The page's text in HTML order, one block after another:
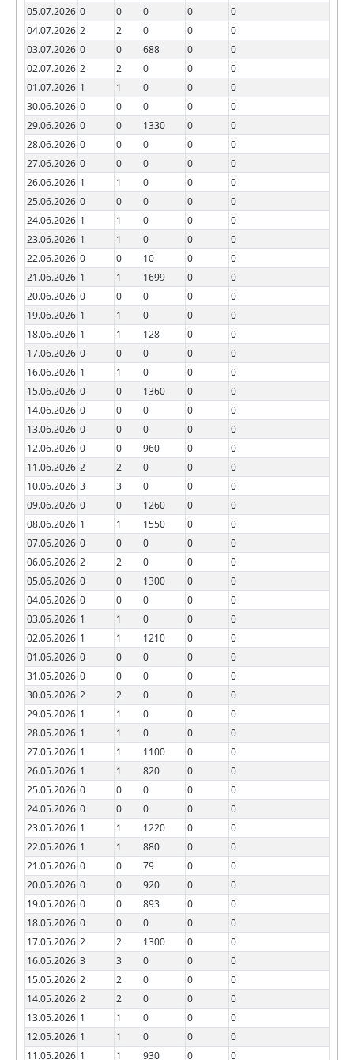
05.07.2026 0 0 0 0
0
04.07.2026 2 2 0 0
0
03.07.2026 0 0 688 0
0
02.07.2026 2 2 0 0
0
01.07.2026 1 1 0 0
0
30.06.2026 0 0 0 0
0
29.06.2026 0 0 1330 0
0
28.06.2026 0 0 0 0
0
27.06.2026 0 0 0 0
0
26.06.2026 1 1 0 0
0
25.06.2026 0 0 0 0
0
24.06.2026 1 1 0 0
0
23.06.2026 1 1 0 0
0
22.06.2026 0 0 10 0
0
21.06.2026 1 1 1699 0
0
20.06.2026 0 0 0 0
0
19.06.2026 1 1 0 0
0
18.06.2026 1 1 128 0
0
17.06.2026 0 0 0 0
0
16.06.2026 1 1 0 0
0
15.06.2026 0 0 1360 0
0
14.06.2026 0 0 0 0
0
13.06.2026 0 0 0 0
0
12.06.2026 0 0 960 0
0
11.06.2026 2 2 0 0
0
10.06.2026 3 3 0 0
0
09.06.2026 0 0 1260 0
0
08.06.2026 1 1 1550 0
0
07.06.2026 0 0 0 0
0
06.06.2026 2 2 0 0
0
05.06.2026 0 0 1300 0
0
04.06.2026 0 0 0 0
0
03.06.2026 1 1 0 0
0
02.06.2026 1 1 1210 0
0
01.06.2026 0 0 0 0
0
31.05.2026 0 0 0 0
0
30.05.2026 2 2 0 0
0
29.05.2026 1 1 0 0
0
28.05.2026 1 1 0 0
0
27.05.2026 1 1 1100 0
0
26.05.2026 1 1 820 0
0
25.05.2026 0 0 0 0
0
24.05.2026 0 0 0 0
0
23.05.2026 1 1 1220 0
0
22.05.2026 1 1 880 0
0
21.05.2026 0 0 79 0
0
20.05.2026 0 0 920 0
0
19.05.2026 0 0 893 0
0
18.05.2026 0 0 0 0
0
17.05.2026 2 2 1300 0
0
16.05.2026 3 3 0 0
0
15.05.2026 2 2 0 0
0
14.05.2026 2 2 0 0
0
13.05.2026 1 1 0 0
0
12.05.2026 1 1 0 0
0
11.05.2026 1 1 930 0 0